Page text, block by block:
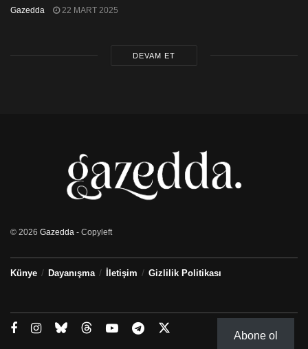
Gazedda 22 MART 2025
DEVAM ET
© 2026 Gazedda - Copyleft
Künye Dayanışma İletişim Gizlilik Politikası
Abone ol